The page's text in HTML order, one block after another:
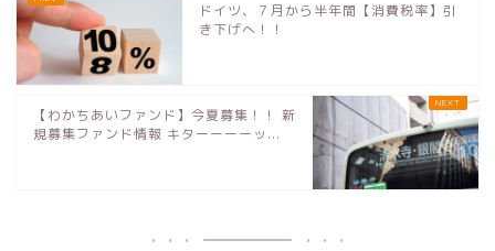
ドイツ、７月から半年間【消費税率】引
き下げへ！！
【わかちあいファンド】今夏募集！！ 新
規募集ファンド情報 キターーーーッ...